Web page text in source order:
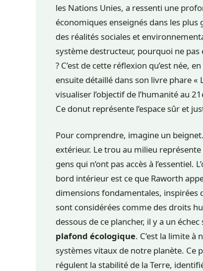
les Nations Unies, a ressenti une
économiques enseignés dans les
des réalités sociales et
système destructeur, pourquoi ne
? C’est de cette réflexion qu’est née, en
ensuite détaillé dans son livre phare
visualiser l’objectif de l’humanité au
Ce donut représente l’espace sûr et
Pour comprendre, imagine un
extérieur. Le trou au milieu
gens qui n’ont pas accès à
bord intérieur est ce que Raworth
dimensions fondamentales, inspirées
sont considérées comme des droits
dessous de ce plancher, il y a un
plafond écologique. C’est la limite à
systèmes vitaux de notre planète. Ce
régulent la stabilité de la Terre,